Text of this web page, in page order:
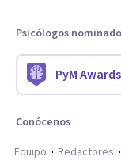
Psicólogos
PyM
Conócenos
Equipo
Redactores